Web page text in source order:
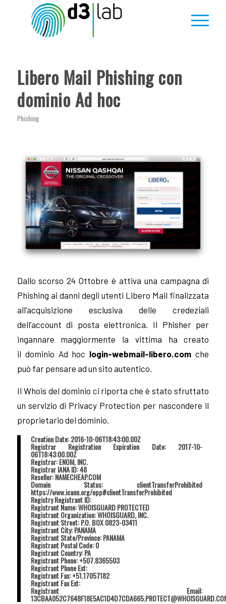
Libero Mail Phishing con
dominio Ad hoc
Phishing
Dallo scorso 24 Ottobre è attiva una campagna di
Phishing ai danni degli utenti Libero Mail finalizzata
all’acquisizione esclusiva delle credeziali
dell’account di posta elettronica. Il Phisher per
ingannare maggiormente la vittima ha creato
il dominio Ad hoc login-webmail-libero.com che
può far pensare ad un sito autentico.
Il Whois del dominio ci riporta che è stato sfruttato
un servizio di Privacy Protection per nascondere il
proprietario del dominio.
Creation Date: 2016-10-06T18:43:00.00Z
Registrar Registration Expiration Date: 2017-10-
06T18:43:00.00Z
Registrar: ENOM, INC.
Registrar IANA ID: 48
Reseller: NAMECHEAP.COM
Domain Status: clientTransferProhibited
https://www.icann.org/epp#clientTransferProhibited
Registry Registrant ID:
Registrant Name: WHOISGUARD PROTECTED
Registrant Organization: WHOISGUARD, INC.
Registrant Street: P.O. BOX 0823-03411
Registrant City: PANAMA
Registrant State/Province: PANAMA
Registrant Postal Code: 0
Registrant Country: PA
Registrant Phone: +507.8365503
Registrant Phone Ext:
Registrant Fax: +51.17057182
Registrant Fax Ext:
Registrant Email: